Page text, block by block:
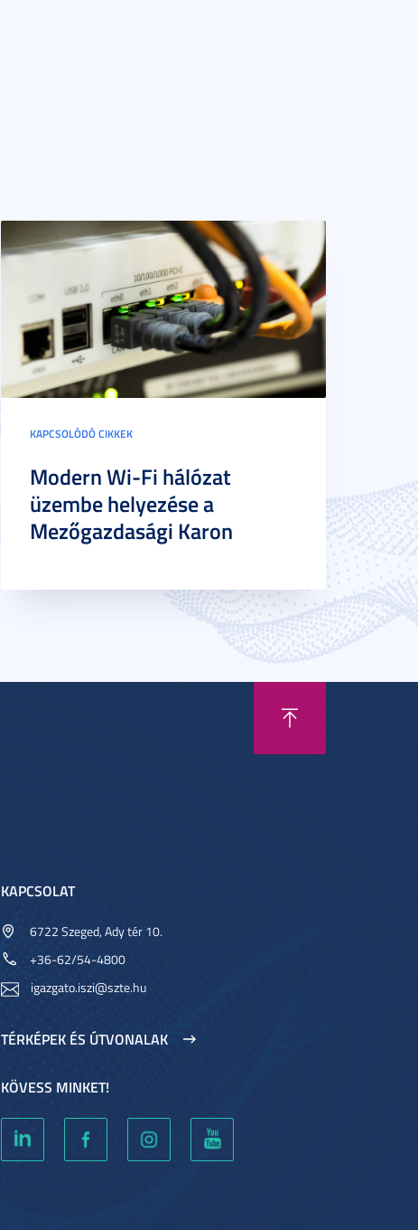
KAPCSOLÓDÓ CIKKEK
Modern Wi-Fi hálózat
üzembe helyezése a
Mezőgazdasági Karon
KAPCSOLAT
6722 Szeged, Ady tér 10.
+36-62/54-4800
igazgato.iszi@szte.hu
TÉRKÉPEK ÉS ÚTVONALAK
KÖVESS MINKET!